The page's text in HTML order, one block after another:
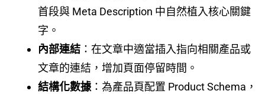
首段與 Meta Description 中自然植入核心關鍵
字。
內部連結 ：在文章中適當插入指向相關產品或
文章的連結，增加頁面停留時間。
結構化數據 ：為產品頁配置 Product Schema，